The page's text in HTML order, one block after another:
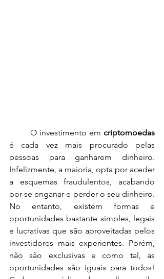
	O investimento em
criptomoedas
é cada vez mais procurado pelas
pessoas para ganharem dinheiro.
Infelizmente, a maioria, opta por aceder
a esquemas fraudulentos, acabando
por se enganar e perder o seu dinheiro.
No entanto, existem formas e
oportunidades bastante simples, legais
e lucrativas que são aproveitadas pelos
investidores mais experientes. Porém,
não são exclusivas e como tal, as
oportunidades são iguais para todos!